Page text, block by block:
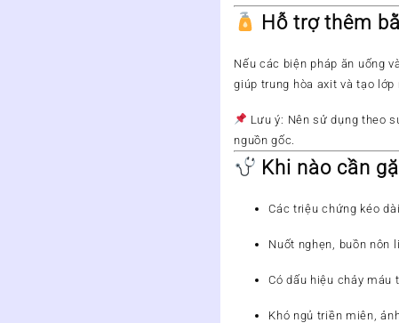
Hỗ trợ thêm
Nếu các biện pháp ăn uống
giúp trung hòa axit và tạo lớp
Lưu ý: Nên sử dụng theo
nguồn gốc.
Khi nào cần
Các triệu chứng kéo
Nuốt nghẹn, buồn nôn
Có dấu hiệu chảy máu
Khó ngủ triền miên ,